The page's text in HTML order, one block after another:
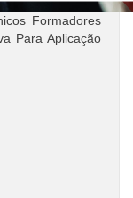
Formadores
Para Aplicação